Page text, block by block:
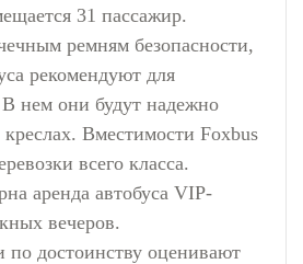
31 пассажир.
ремням безопасности,
рекомендуют для
В нем они будут надежно
Вместимости Foxbus
всего класса.
аренда автобуса VIP-
вечеров.
по достоинству оценивают